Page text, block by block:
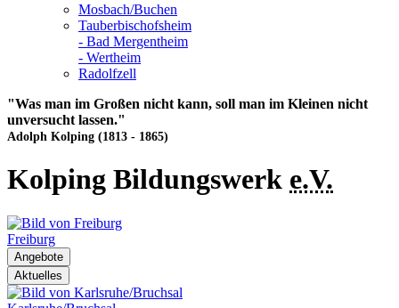
Mosbach/Buchen
Tauberbischofsheim
- Bad Mergentheim
- Wertheim
Radolfzell
"Was man im Großen nicht kann, soll man im Kleinen nicht
unversucht lassen."
Adolph Kolping (1813 - 1865)
Kolping Bildungswerk e.V.
Freiburg
Angebote
Aktuelles